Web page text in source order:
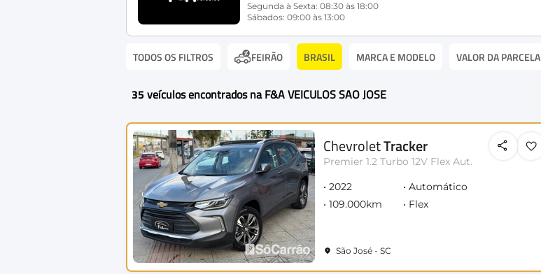
Segunda à Sexta: 08:30 às 18:00
Sábados: 09:00 às 13:00
TODOS OS FILTROS FEIRÃO BRASIL MARCA E MODELO VALOR DA PARCELA
35veículos encontrados na F&A VEICULOS SAO JOSE
ChevroletTracker
Premier 1.2 Turbo 12V Flex Aut.
2022
Automático
109.000km
Flex
São José - SC